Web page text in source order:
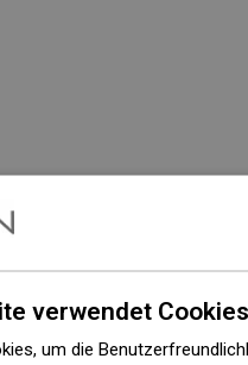
verwendet
um die